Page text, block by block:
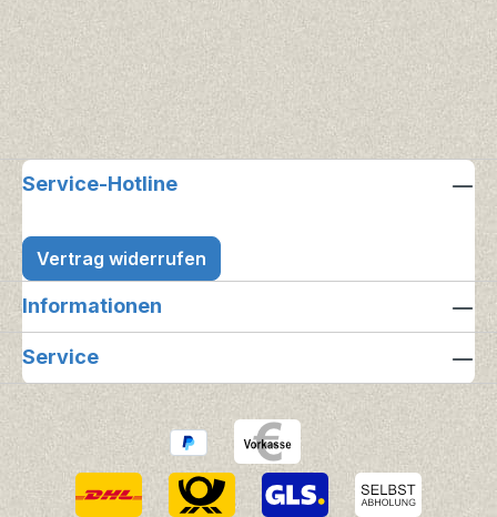
Service-Hotline
Vertrag widerrufen
Informationen
Service